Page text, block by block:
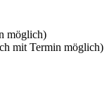
möglich)
mit Termin möglich)